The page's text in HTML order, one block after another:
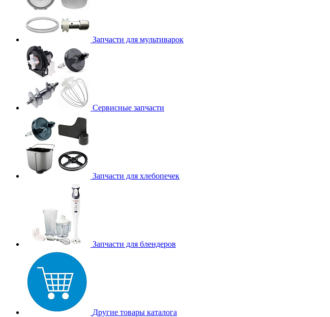
Запчасти для мультиварок
Сервисные запчасти
Запчасти для хлебопечек
Запчасти для блендеров
Другие товары каталога